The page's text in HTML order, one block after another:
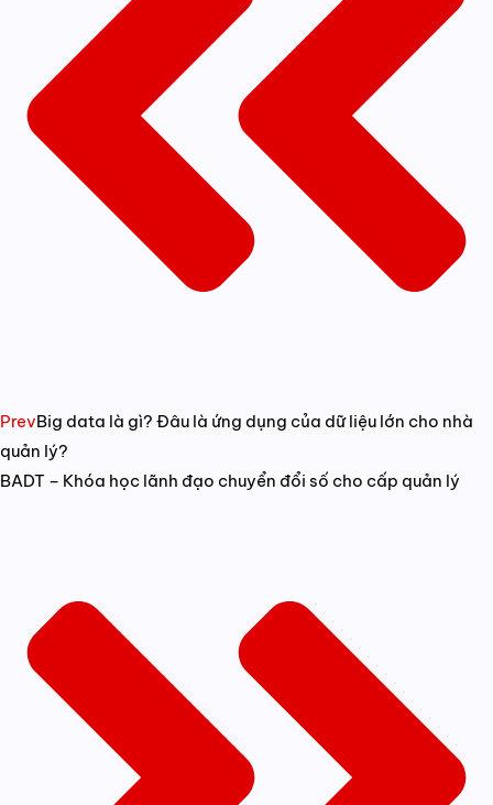
PrevBig data là gì? Đâu là ứng dụng của dữ liệu lớn cho nhà
quản lý?
BADT – Khóa học lãnh đạo chuyển đổi số cho cấp quản lý